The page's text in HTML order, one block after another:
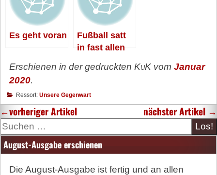
Es geht voran
Fußball satt
in fast allen
Erschienen in der gedruckten KuKvom Januar
2020.
Ressort: Unsere Gegenwart
←vorheriger Artikel nächster Artikel →
Suche
August-Ausgabe erschienen
Die August-Ausgabe ist fertig und an allen